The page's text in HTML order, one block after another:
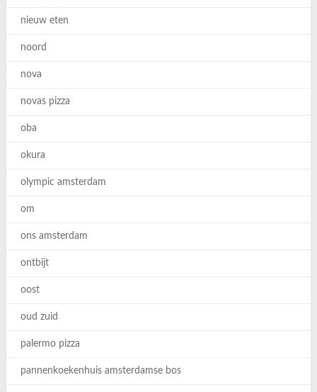
nieuw eten
noord
nova
novas pizza
oba
okura
olympic amsterdam
om
ons amsterdam
ontbijt
oost
oud zuid
palermo pizza
pannenkoekenhuis amsterdamse bos